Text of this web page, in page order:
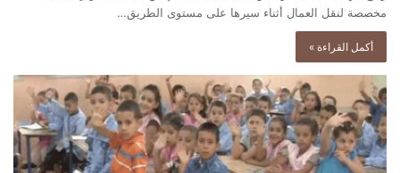
مخصصة لنقل العمال أثناء سيرها على مستوى الطريق…
أكمل القراءة »